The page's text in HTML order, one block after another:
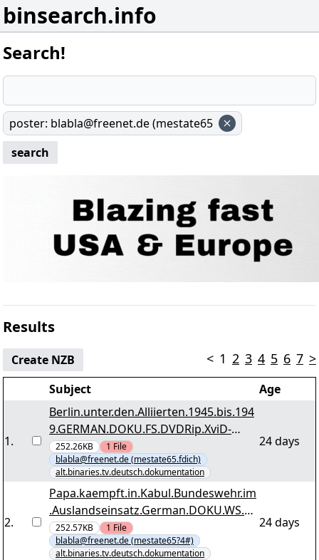
binsearch.info
Search!
poster: blabla@freenet.de (mestate65
search
Results
Create NZB < 1 2 3 4 5 6 7 >
Subject Age
1.
Berlin.unter.den.Alliierten.1945.bis.194
9.GERMAN.DOKU.FS.DVDRip.XviD-
TVP.by.mestate65 tvp-buda4549.r25
252.26KB 1 File
blabla@freenet.de (mestate65.fdich)
alt.binaries.tv.deutsch.dokumentation
24 days
2.
Papa.kaempft.in.Kabul.Bundeswehr.im
.Auslandseinsatz.German.DOKU.WS.dT
V.XviD-UTOPiA.by.mestate65 utopia-
bwehr.vol51+46.PAR2
252.57KB 1 File
blabla@freenet.de (mestate65?4#)
alt.binaries.tv.deutsch.dokumentation
24 days